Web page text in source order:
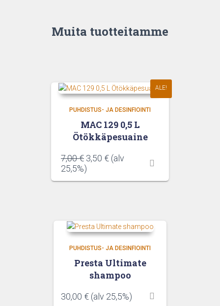
Muita tuotteitamme
ALE!
PUHDISTUS- JA DESINFIOINTI
MAC 129 0,5 L
Ötökkäpesuaine
7,00€ Alkuperäinen
hinta
3,50 €Nykyinen
(alv
25,5%)
PUHDISTUS- JA DESINFIOINTI
Presta Ultimate
shampoo
30,00 € (alv 25,5%)